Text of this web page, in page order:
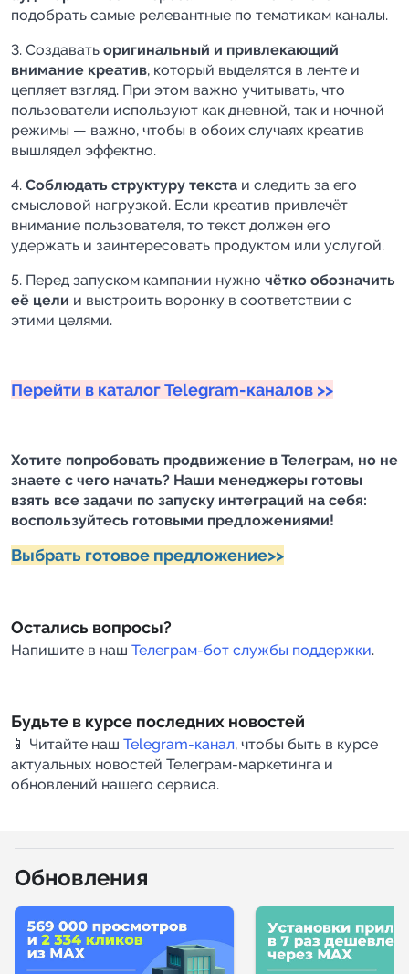
подобрать самые релевантные по тематикам каналы.
3. Создавать оригинальный и привлекающий
внимание креатив, который выделятся в ленте и
цепляет взгляд. При этом важно учитывать, что
пользователи используют как дневной, так и ночной
режимы — важно, чтобы в обоих случаях креатив
вышлядел эффектно.
4. Соблюдать структуру текста и следить за его
смысловой нагрузкой. Если креатив привлечёт
внимание пользователя, то текст должен его
удержать и заинтересовать продуктом или услугой.
5. Перед запуском кампании нужно чётко обозначить
её цели и выстроить воронку в соответствии с
этими целями.
Перейти в каталог Telegram-каналов >>
Хотите попробовать продвижение в Телеграм, но не
знаете с чего начать? Наши менеджеры готовы
взять все задачи по запуску интеграций на себя:
воспользуйтесь готовыми предложениями!
Выбрать готовое предложение>>
Остались вопросы?
Напишите в наш Телеграм-бот службы поддержки.
Будьте в курсе последних новостей
📱 Читайте наш Telegram-канал, чтобы быть в курсе
актуальных новостей Телеграм-маркетинга и
обновлений нашего сервиса.
Обновления